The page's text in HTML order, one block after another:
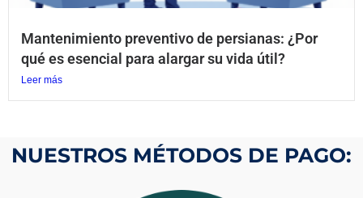
Mantenimiento preventivo de persianas: ¿Por
qué es esencial para alargar su vida útil?
Leer más
NUESTROS MÉTODOS DE PAGO: